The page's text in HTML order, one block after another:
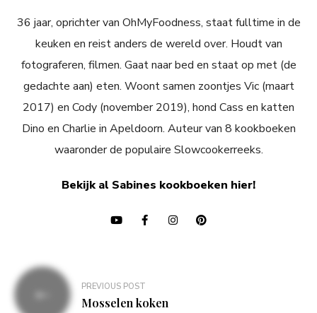
36 jaar, oprichter van OhMyFoodness, staat fulltime in de
keuken en reist anders de wereld over. Houdt van
fotograferen, filmen. Gaat naar bed en staat op met (de
gedachte aan) eten. Woont samen zoontjes Vic (maart
2017) en Cody (november 2019), hond Cass en katten
Dino en Charlie in Apeldoorn. Auteur van 8 kookboeken
waaronder de populaire Slowcookerreeks.
Bekijk al Sabines kookboeken hier!
Bericht
navigatie
PREVIOUS POST
Mosselen koken